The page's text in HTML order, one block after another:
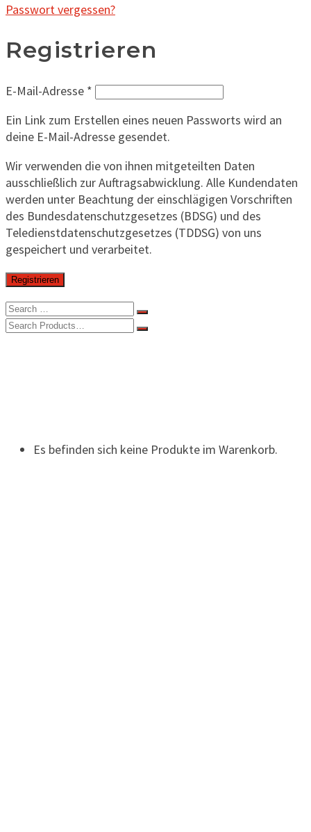
Passwort vergessen?
Registrieren
E-Mail-Adresse * Erforderlich
Ein Link zum Erstellen eines neuen Passworts wird an
deine E-Mail-Adresse gesendet.
Wir verwenden die von ihnen mitgeteilten Daten
ausschließlich zur Auftragsabwicklung. Alle Kundendaten
werden unter Beachtung der einschlägigen Vorschriften
des Bundesdatenschutzgesetzes (BDSG) und des
Teledienstdatenschutzgesetzes (TDDSG) von uns
gespeichert und verarbeitet.
Registrieren
Search
for:
Search
Es befinden sich keine Produkte im Warenkorb.